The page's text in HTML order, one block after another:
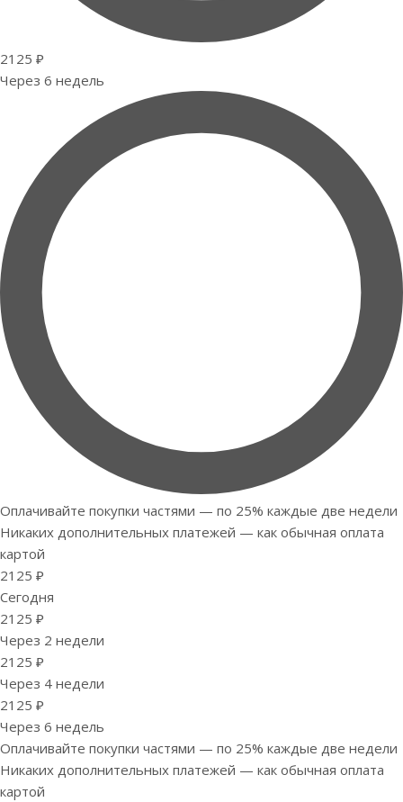
2125 ₽
Через 6 недель
Оплачивайте покупки частями — по 25% каждые две недели
Никаких дополнительных платежей — как обычная оплата
картой
2125 ₽
Сегодня
2125 ₽
Через 2 недели
2125 ₽
Через 4 недели
2125 ₽
Через 6 недель
Оплачивайте покупки частями — по 25% каждые две недели
Никаких дополнительных платежей — как обычная оплата
картой